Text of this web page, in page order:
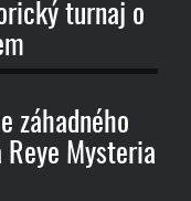
turnaj o
záhadného
Reye Mysteria